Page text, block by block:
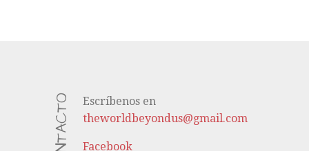
CONTACTO
Escríbenos en
theworldbeyondus@gmail.com
Facebook